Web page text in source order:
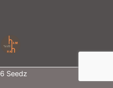
Seedz